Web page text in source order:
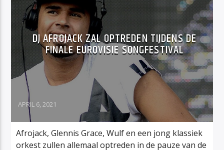
DJ AFROJACK ZAL OPTREDEN TIJDENS DE
FINALE EUROVISIE SONGFESTIVAL
APRIL 6, 2021
Afrojack, Glennis Grace, Wulf en een jong klassiek
orkest zullen allemaal optreden in de pauze van de